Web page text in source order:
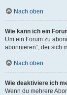
Nach oben
Wie kann ich ein
Um ein Forum zu
abonnieren“, der sich
Nach oben
Wie deaktiviere ich
Wenn du mehrere